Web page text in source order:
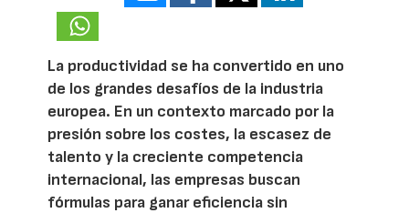
La productividad se ha convertido en uno
de los grandes desafíos de la industria
europea. En un contexto marcado por la
presión sobre los costes, la escasez de
talento y la creciente competencia
internacional, las empresas buscan
fórmulas para ganar eficiencia sin